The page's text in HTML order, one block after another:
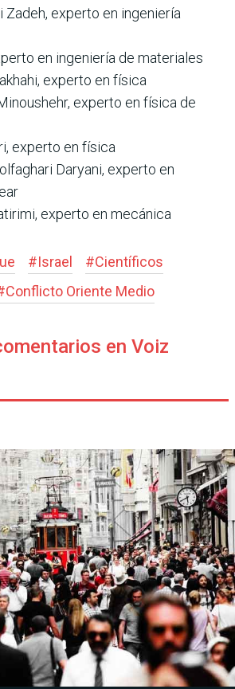
Zadeh, experto en ingeniería
en ingeniería de materiales
experto en física
experto en física de
experto en física
Daryani, experto en
experto en mecánica
#Israel #Científicos
Conflicto Oriente Medio
en Voiz